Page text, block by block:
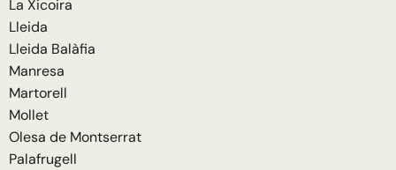
La Xicoira
Lleida
Lleida Balàfia
Manresa
Martorell
Mollet
Olesa de Montserrat
Palafrugell